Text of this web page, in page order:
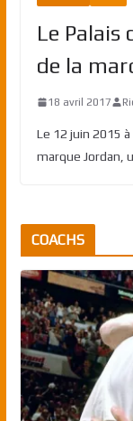
Le Palais
de la
18 avril 2017
Le 12 juin 2015 à
marque Jordan,
COACHS